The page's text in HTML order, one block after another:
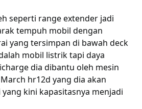
seperti range extender jadi
tempuh mobil dengan
yang tersimpan di bawah deck
mobil listrik tapi daya
dia dibantu oleh mesin
hr12d yang dia akan
kini kapasitasnya menjadi